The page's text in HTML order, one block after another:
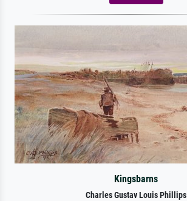
Kingsbarns
Charles Gustav Louis Phillips